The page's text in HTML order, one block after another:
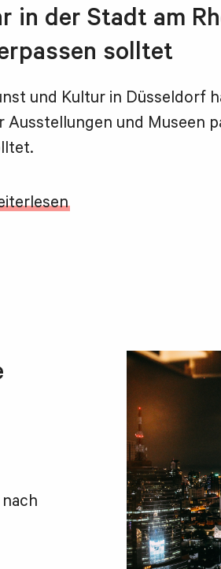
in der Stadt am
solltet
und Kultur in Düsseldorf
Ausstellungen und Museen